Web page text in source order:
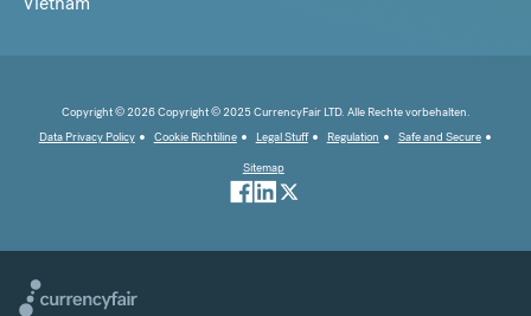
Copyright © 2026 Copyright © 2025 CurrencyFair LTD. Alle Rechte vorbehalten.
Data Privacy Policy
Cookie Richtiline Legal Stuff Regulation
Safe and Secure
Sitemap